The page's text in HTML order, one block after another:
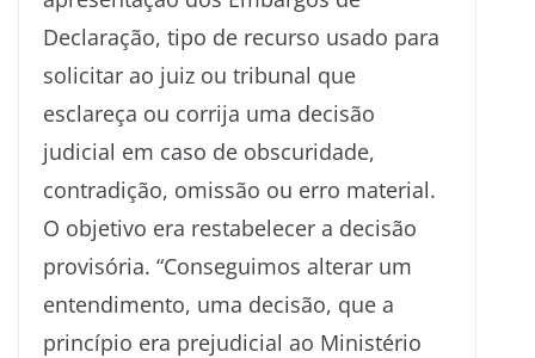
Declaração, tipo de recurso usado para
solicitar ao juiz ou tribunal que
esclareça ou corrija uma decisão
judicial em caso de obscuridade,
contradição, omissão ou erro material.
O objetivo era restabelecer a decisão
provisória. “Conseguimos alterar um
entendimento, uma decisão, que a
princípio era prejudicial ao Ministério